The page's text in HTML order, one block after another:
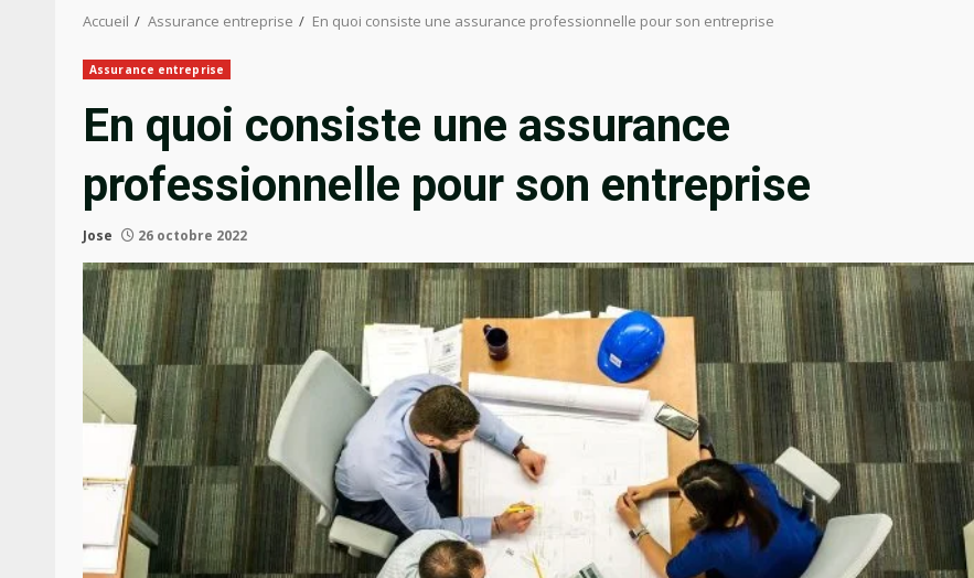
Accueil Assurance entreprise En quoi consiste une assurance professionnelle pour son entreprise
Assurance entreprise
En quoi consiste une assurance
professionnelle pour son entreprise
Jose 26 octobre 2022